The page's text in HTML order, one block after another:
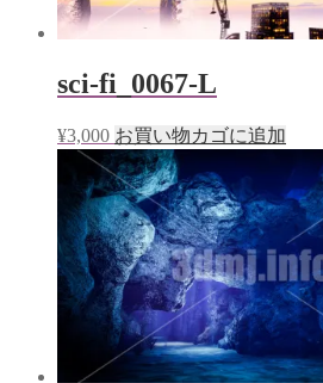
sci-fi_0067-L
¥3,000 お買い物カゴに追加